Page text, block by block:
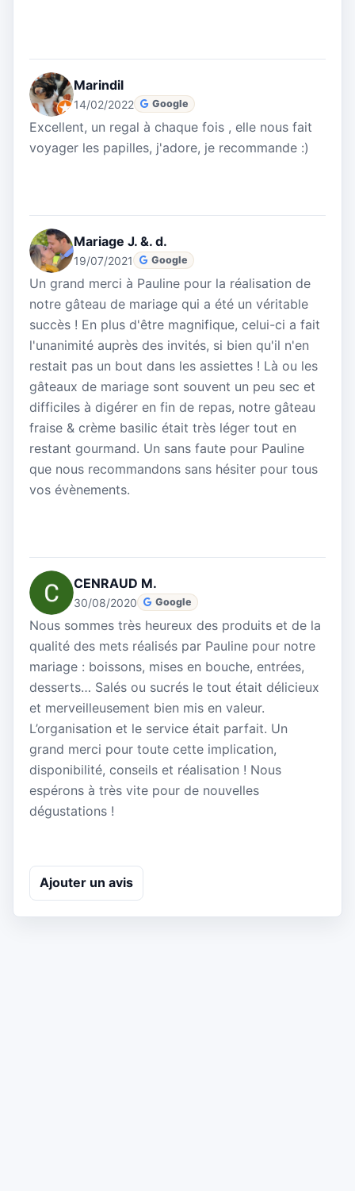
Marindil
14/02/2022 Google
Excellent, un regal à chaque fois , elle nous fait
voyager les papilles, j'adore, je recommande :)
Mariage J. &. d.
19/07/2021 Google
Un grand merci à Pauline pour la réalisation de
notre gâteau de mariage qui a été un véritable
succès ! En plus d'être magnifique, celui-ci a fait
l'unanimité auprès des invités, si bien qu'il n'en
restait pas un bout dans les assiettes ! Là ou les
gâteaux de mariage sont souvent un peu sec et
difficiles à digérer en fin de repas, notre gâteau
fraise & crème basilic était très léger tout en
restant gourmand. Un sans faute pour Pauline
que nous recommandons sans hésiter pour tous
vos évènements.
CENRAUD M.
30/08/2020 Google
Nous sommes très heureux des produits et de la
qualité des mets réalisés par Pauline pour notre
mariage : boissons, mises en bouche, entrées,
desserts… Salés ou sucrés le tout était délicieux
et merveilleusement bien mis en valeur.
L’organisation et le service était parfait. Un
grand merci pour toute cette implication,
disponibilité, conseils et réalisation ! Nous
espérons à très vite pour de nouvelles
dégustations !
Ajouter un avis